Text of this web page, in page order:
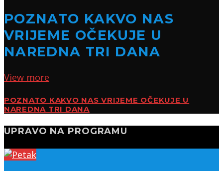
POZNATO KAKVO NAS
VRIJEME OČEKUJE U
NAREDNA TRI DANA
View more
POZNATO KAKVO NAS VRIJEME OČEKUJE U
NAREDNA TRI DANA
UPRAVO NA PROGRAMU